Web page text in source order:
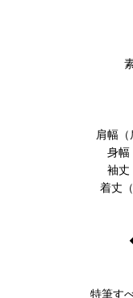
肩幅
身幅（
袖丈（
着丈（
特筆す